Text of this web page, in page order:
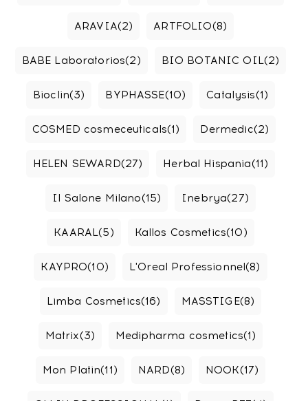
ARAVIA(2) ARTFOLIO(8)
BABE Laboratorios(2) BIO BOTANIC OIL(2)
Bioclin(3) BYPHASSE(10) Catalysis(1)
COSMED cosmeceuticals(1) Dermedic(2)
HELEN SEWARD(27) Herbal Hispania(11)
Il Salone Milano(15) Inebrya(27)
KAARAL(5) Kallos Cosmetics(10)
KAYPRO(10) L'Oreal Professionnel(8)
Limba Cosmetics(16) MASSTIGE(8)
Matrix(3) Medipharma cosmetics(1)
Mon Platin(11) NARD(8) NOOK(17)